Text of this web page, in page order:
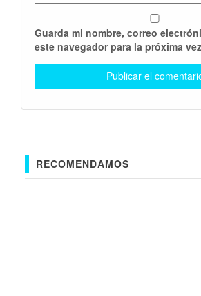
Guarda mi nombre, correo
este navegador para la próxima
RECOMENDAMOS